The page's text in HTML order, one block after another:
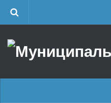
Об учреждении
Районные УГЗ